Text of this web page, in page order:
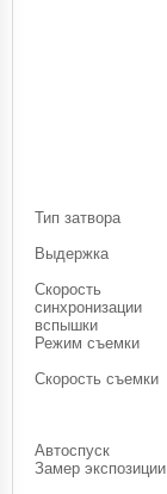
Тип затвора
Выдержка
Скорость
синхронизации
вспышки
Режим съемки
Скорость съемки
Автоспуск
Замер экспозиции